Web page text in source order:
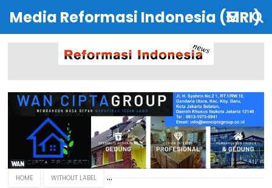
Media Reformasi Indonesia (MRI)
HOME WITHOUT LABEL